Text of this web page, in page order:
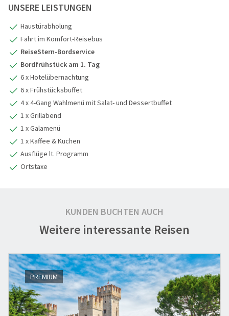
UNSERE LEISTUNGEN
Haustürabholung
Fahrt im Komfort-Reisebus
ReiseStern-Bordservice
Bordfrühstück am 1. Tag
6 x Hotelübernachtung
6 x Frühstücksbuffet
4 x 4-Gang Wahlmenü mit Salat- und Dessertbuffet
1 x Grillabend
1 x Galamenü
1 x Kaffee & Kuchen
Ausflüge lt. Programm
Ortstaxe
KUNDEN BUCHTEN AUCH
Weitere interessante Reisen
PREMIUM